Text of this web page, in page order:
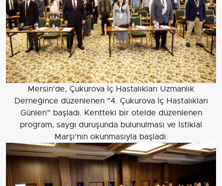
Mersin'de, Çukurova İç Hastalıkları Uzmanlık
Derneğince düzenlenen "4. Çukurova İç Hastalıkları
Günleri" başladı. Kentteki bir otelde düzenlenen
program, saygı duruşunda bulunulması ve İstiklal
Marşı'nın okunmasıyla başladı.